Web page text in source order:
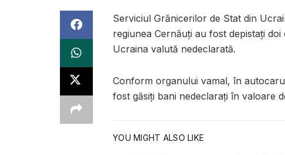
Serviciul Grănicerilor de Stat din
regiunea Cernăuți au fost depistați
Ucraina valută nedeclarată.
Conform organului vamal, în
fost găsiţi bani nedeclaraţi în valoare
YOU MIGHT ALSO LIKE